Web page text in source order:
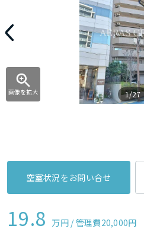
画像を拡大 1/27
空室状況をお問い合せ
19.8 万円 / 管理費20,000円